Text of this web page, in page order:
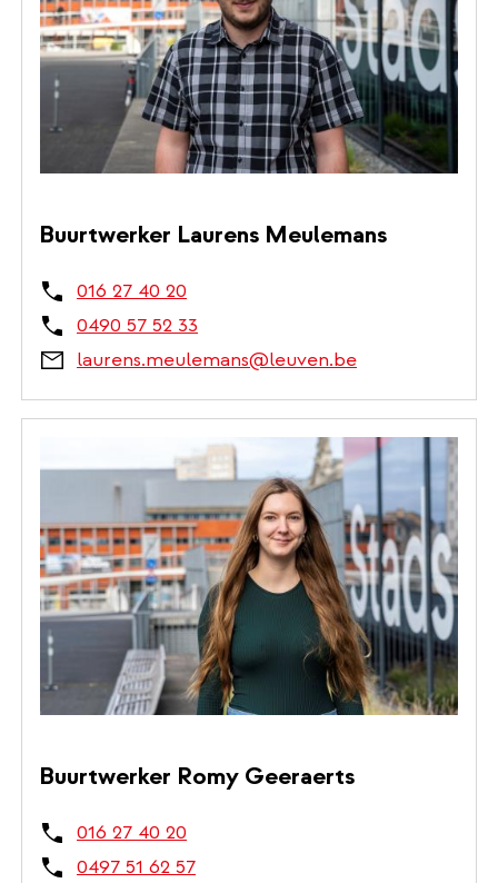
Buurtwerker Laurens Meulemans
016 27 40 20
0490 57 52 33
laurens.meulemans@leuven.be
Buurtwerker Romy Geeraerts
016 27 40 20
0497 51 62 57